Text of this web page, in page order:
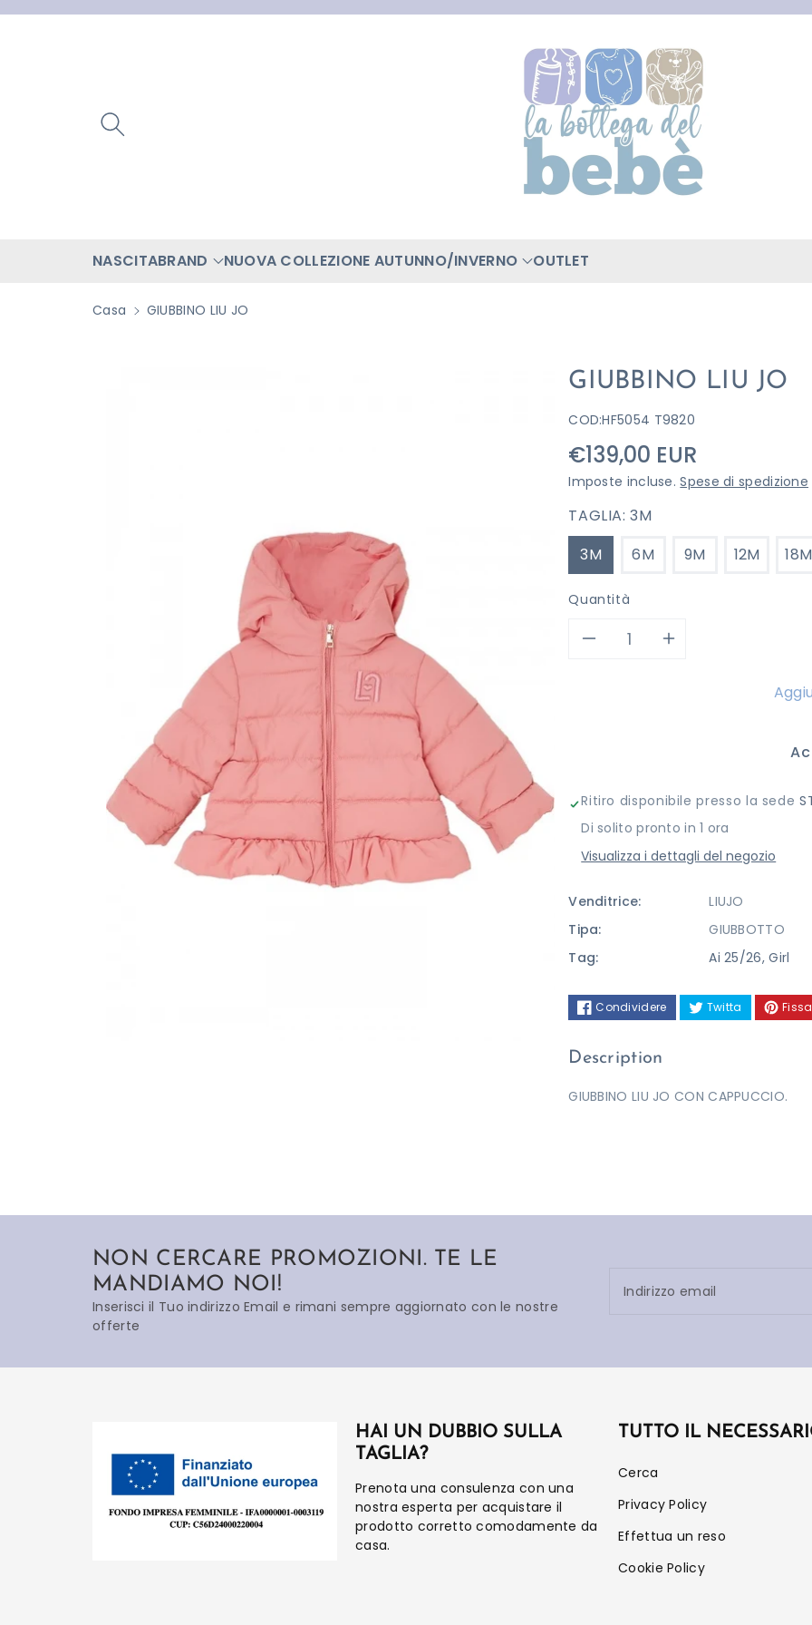
NASCITABRAND NUOVA COLLEZIONE AUTUNNO/INVERNO OUTLET
Casa GIUBBINO LIU JO
GIUBBINO LIU JO
COD:HF5054 T9820
Prezzo
di
listino
€139,00 EUR
Imposte incluse.Spese di spedizione
TAGLIA:3M
3M
6M 9M 12M 18M
Quantità
Diminuisci
LIU
JO
Aumenta
quantità
LIU
JO
Ritiro disponibile presso la sede
Di solito pronto in 1 ora
Visualizza i dettagli del negozio
Venditrice:
LIUJO
Tipa:
GIUBBOTTO
Tag:
Ai 25/26,Girl
Condividere Twitta
Description
GIUBBINO LIU JO CON CAPPUCCIO.
NON CERCARE PROMOZIONI. TE LE
MANDIAMO NOI!
Inserisci il Tuo indirizzo Email e rimani sempre aggiornato con le nostre
offerte
Indirizzo email
HAI UN DUBBIO SULLA
TAGLIA?
Prenota una consulenza con una
nostra esperta per acquistare il
prodotto corretto comodamente da
casa.
TUTTO IL
Cerca
Privacy Policy
Effettua un reso
Cookie Policy